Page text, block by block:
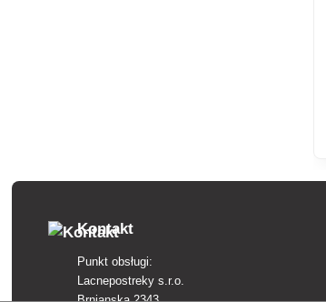
Kontakt
Punkt obsługi:
Lacnepostreky s.r.o.